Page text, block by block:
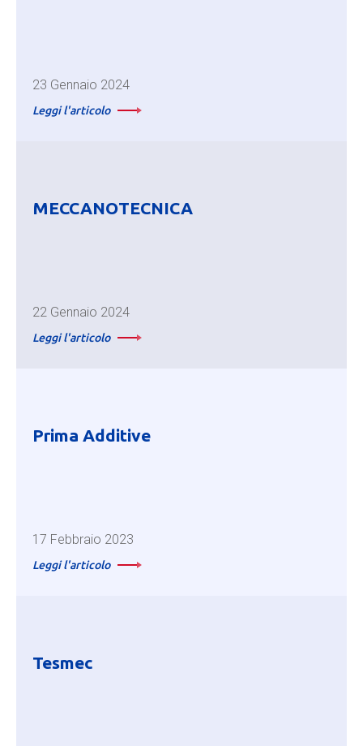
23 Gennaio 2024
Leggi l'articolo
MECCANOTECNICA
22 Gennaio 2024
Leggi l'articolo
Prima Additive
17 Febbraio 2023
Leggi l'articolo
Tesmec